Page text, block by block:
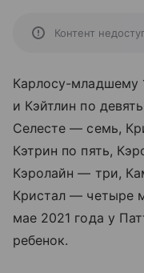
Контент
Карлосу-младшему
и Кэйтлин по
Селесте — семь,
Кэтрин по пять,
Кэролайн — три,
Кристал — четыре
мае 2021 года у
ребенок.